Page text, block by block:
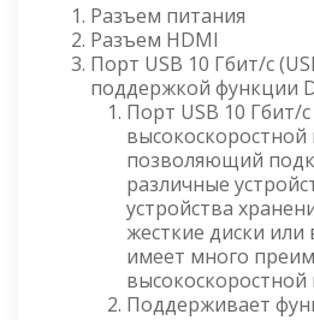
Разъем питания
Разъем HDMI
Порт USB 10 Гбит/с
поддержкой функции
Порт USB 10 Гбит/с
высокоскоростной
позволяющий
различные
устройства
жесткие диски
имеет много
Поддерживает